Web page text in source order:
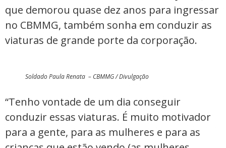
que demorou quase dez anos para ingressar
no CBMMG, também sonha em conduzir as
viaturas de grande porte da corporação.
Soldado Paula Renata – CBMMG / Divulgação
“Tenho vontade de um dia conseguir
conduzir essas viaturas. É muito motivador
para a gente, para as mulheres e para as